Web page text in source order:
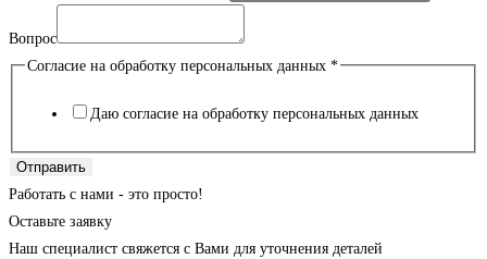
Вопрос
Согласие на обработку персональных данных *
Даю согласие на обработку персональных данных
Отправить
Работать с нами - это просто!
Оставьте заявку
Наш специалист свяжется с Вами для уточнения деталей